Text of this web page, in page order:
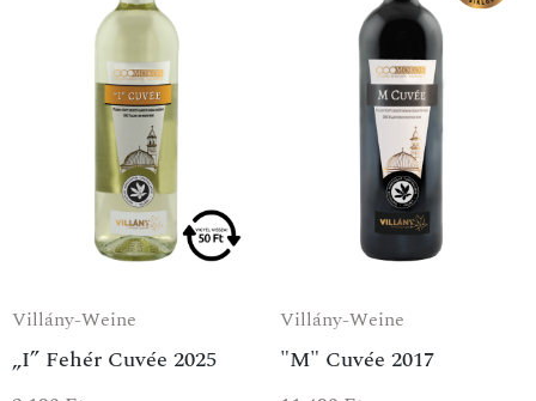
Villány-Weine
„I” Fehér Cuvée 2025
Villány-Weine
"M" Cuvée 2017